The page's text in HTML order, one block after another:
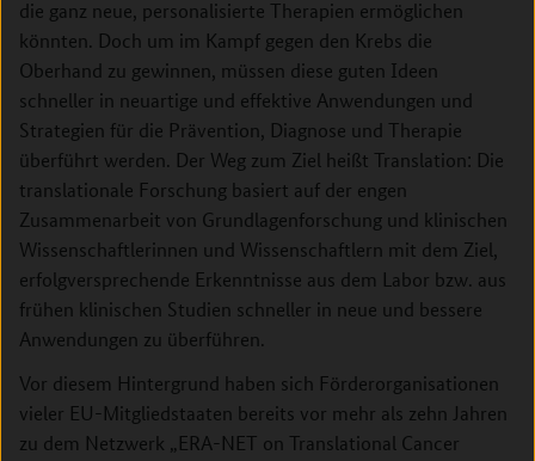
die ganz neue, personalisierte Therapien ermöglichen
könnten. Doch um im Kampf gegen den Krebs die
Oberhand zu gewinnen, müssen diese guten Ideen
schneller in neuartige und effektive Anwendungen und
Strategien für die Prävention, Diagnose und Therapie
überführt werden. Der Weg zum Ziel heißt Translation: Die
translationale Forschung basiert auf der engen
Zusammenarbeit von Grundlagenforschung und klinischen
Wissenschaftlerinnen und Wissenschaftlern mit dem Ziel,
erfolgversprechende Erkenntnisse aus dem Labor bzw. aus
frühen klinischen Studien schneller in neue und bessere
Anwendungen zu überführen.
Vor diesem Hintergrund haben sich Förderorganisationen
vieler EU-Mitgliedstaaten bereits vor mehr als zehn Jahren
zu dem Netzwerk „ERA-NET on Translational Cancer